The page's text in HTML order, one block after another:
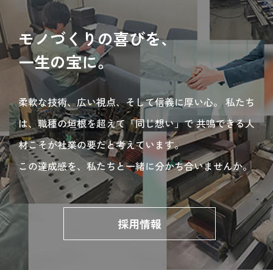
モノづくりの喜びを、
一生の宝に。
柔軟な技術、広い視点、そして信義に厚い心。 私たち
は、職種の垣根を超えて「同じ想い」で共鳴できる人
材こそが社業の要だと考えています。
この達成感を、私たちと一緒に分かち合いませんか。
採用情報